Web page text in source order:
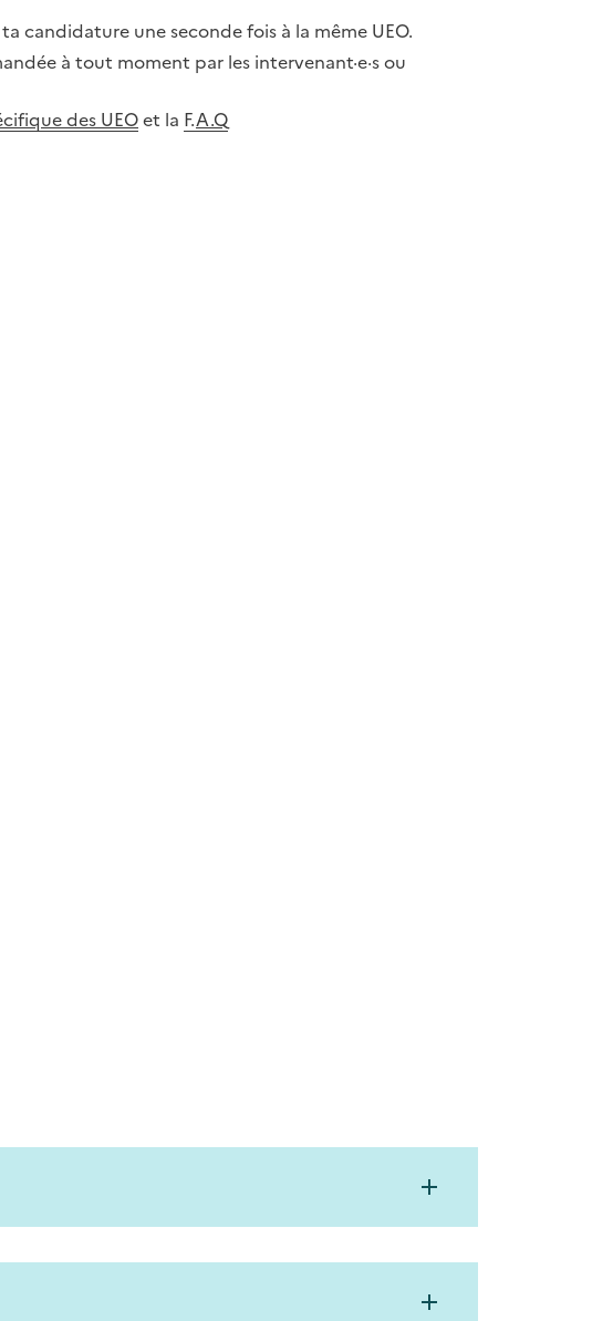
candidature une seconde fois à la même UEO.
à tout moment par les intervenant·e·s ou
des UEOet la F.A.Q